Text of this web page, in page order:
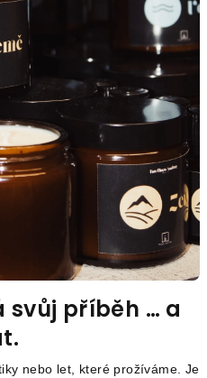
svůj příběh … a
nebo let, které prožíváme. Je